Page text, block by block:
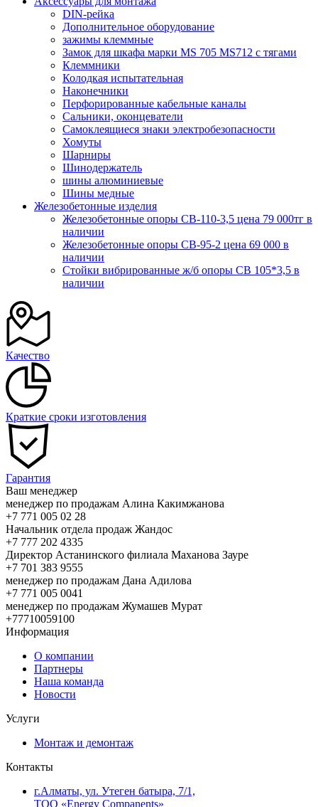
DIN-рейка
Дополнительное оборудование
зажимы клеммные
Замок для шкафа марки MS 705 MS712 с тягами
Клеммники
Колодкая испытательная
Наконечники
Перфорированные кабельные каналы
Сальники, оконцеватели
Самоклеящиеся знаки электробезопасности
Хомуты
Шарниры
Шинодержатель
шины алюминиевые
Шины медные
Железобетонные изделия
Железобетонные опоры СВ-110-3,5 цена 79 000тг в
наличии
Железобетонные опоры СВ-95-2 цена 69 000 в
наличии
Стойки вибрированные ж/б опоры CВ 105*3,5 в
наличии
Качество
Краткие сроки изготовления
Гарантия
Ваш менеджер
менеджер по продажам Алина Какимжанова
+7 771 005 02 28
Начальник отдела продаж Жандос
+7 777 202 4335
Директор Астанинского филиала Маханова Зауре
+7 701 383 9555
менеджер по продажам Дана Адилова
+7 771 005 0041
менеджер по продажам Жумашев Мурат
+77710059100
Информация
О компании
Партнеры
Наша команда
Новости
Услуги
Монтаж и демонтаж
Контакты
г.Алматы, ул. Утеген батыра, 7/1,
ТОО «Energy Companents»